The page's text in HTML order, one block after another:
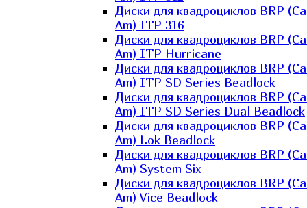
Диски для квадроциклов BRP
Am) ITP 316
Диски для квадроциклов BRP
Am) ITP Hurricane
Диски для квадроциклов BRP
Am) ITP SD Series Beadlock
Диски для квадроциклов BRP
Am) ITP SD Series Dual Beadlock
Диски для квадроциклов BRP
Am) Lok Beadlock
Диски для квадроциклов BRP
Am) System Six
Диски для квадроциклов BRP
Am) Vice Beadlock